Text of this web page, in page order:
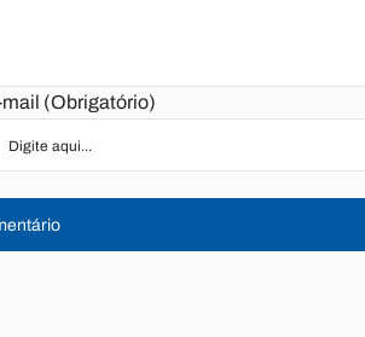
mail (Obrigatório)